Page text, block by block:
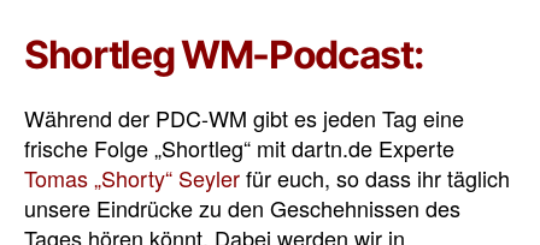
Shortleg WM-Podcast:
Während der PDC-WM gibt es jeden Tag eine
frische Folge „Shortleg“ mit dartn.de Experte
Tomas „Shorty“ Seylerfür euch, so dass ihr täglich
unsere Eindrücke zu den Geschehnissen des
Tages hören könnt. Dabei werden wir in